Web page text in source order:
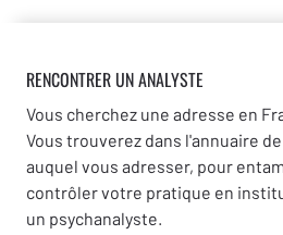
RENCONTRER UN ANALYSTE
Vous cherchez une adresse en
Vous trouverez dans l'annuaire
auquel vous adresser, pour
contrôler votre pratique en
un psychanalyste.